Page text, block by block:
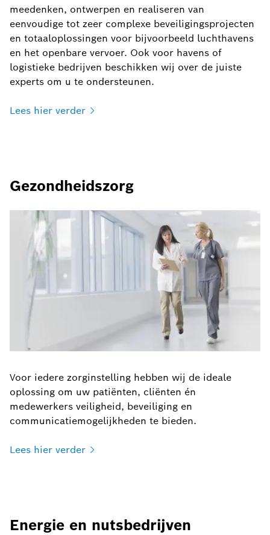
meedenken, ontwerpen en realiseren van
eenvoudige tot zeer complexe beveiligingsprojecten
en totaaloplossingen voor bijvoorbeeld luchthavens
en het openbare vervoer. Ook voor havens of
logistieke bedrijven beschikken wij over de juiste
experts om u te ondersteunen.
Lees hier verder
Gezondheidszorg
Voor iedere zorginstelling hebben wij de ideale
oplossing om uw patiënten, cliënten én
medewerkers veiligheid, beveiliging en
communicatiemogelijkheden te bieden.
Lees hier verder
Energie en nutsbedrijven